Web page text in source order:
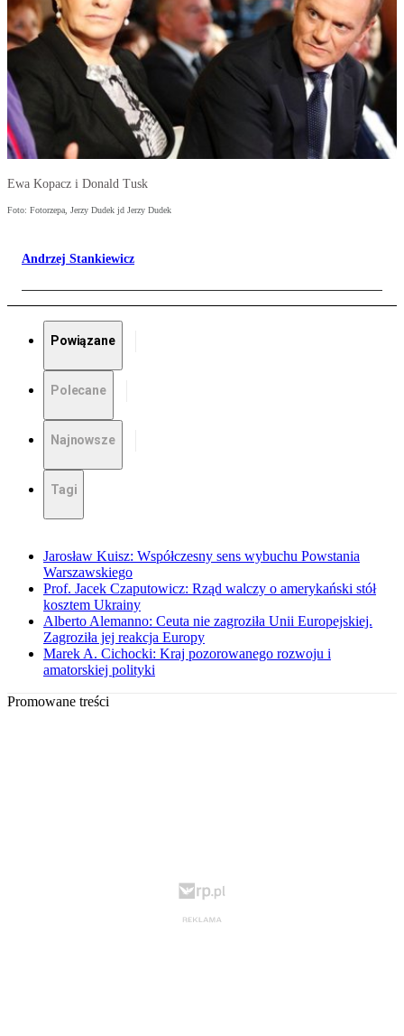
Ewa Kopacz i Donald Tusk
Foto: Fotorzepa, Jerzy Dudek jd Jerzy Dudek
Andrzej Stankiewicz
Powiązane
Polecane
Najnowsze
Tagi
Jarosław Kuisz: Współczesny sens wybuchu Powstania
Warszawskiego
Prof. Jacek Czaputowicz: Rząd walczy o amerykański stół
kosztem Ukrainy
Alberto Alemanno: Ceuta nie zagroziła Unii Europejskiej.
Zagroziła jej reakcja Europy
Marek A. Cichocki: Kraj pozorowanego rozwoju i
amatorskiej polityki
Promowane treści